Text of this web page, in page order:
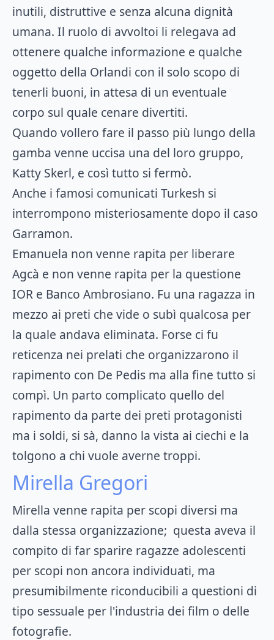
inutili, distruttive e senza alcuna dignità
umana. Il ruolo di avvoltoi li relegava ad
ottenere qualche informazione e qualche
oggetto della Orlandi con il solo scopo di
tenerli buoni, in attesa di un eventuale
corpo sul quale cenare divertiti.
Quando vollero fare il passo più lungo della
gamba venne uccisa una del loro gruppo,
Katty Skerl, e così tutto si fermò.
Anche i famosi comunicati Turkesh si
interrompono misteriosamente dopo il caso
Garramon.
Emanuela non venne rapita per liberare
Agcà e non venne rapita per la questione
IOR e Banco Ambrosiano. Fu una ragazza in
mezzo ai preti che vide o subì qualcosa per
la quale andava eliminata. Forse ci fu
reticenza nei prelati che organizzarono il
rapimento con De Pedis ma alla fine tutto si
compì. Un parto complicato quello del
rapimento da parte dei preti protagonisti
ma i soldi, si sà, danno la vista ai ciechi e la
tolgono a chi vuole averne troppi.
Mirella Gregori
Mirella venne rapita per scopi diversi ma
dalla stessa organizzazione; questa aveva il
compito di far sparire ragazze adolescenti
per scopi non ancora individuati, ma
presumibilmente riconducibili a questioni di
tipo sessuale per l'industria dei film o delle
fotografie.